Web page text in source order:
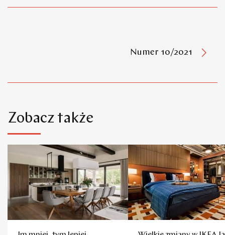
Numer 10/2021
Zobacz także